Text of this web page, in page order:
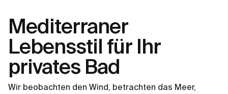
Mediterraner
Lebensstil für Ihr
privates Bad
Wir beobachten den Wind, betrachten das Meer,